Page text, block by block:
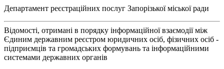
Департамент реєстраційних послуг Запорізької міської ради
Відомості, отримані в порядку інформаційної взаємодії між
Єдиним державним реєстром юридичних осіб, фізичних осіб -
підприємців та громадських формувань та інформаційними
системами державних органів